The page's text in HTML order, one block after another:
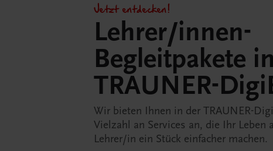
Jetzt entdecken!
Lehrer/innen-
Begleitpakete
TRAUNER-
Wir bieten Ihnen in der TRAUNER-
Vielzahl an Services an, die Ihr Leben
Lehrer/in ein Stück einfacher machen.